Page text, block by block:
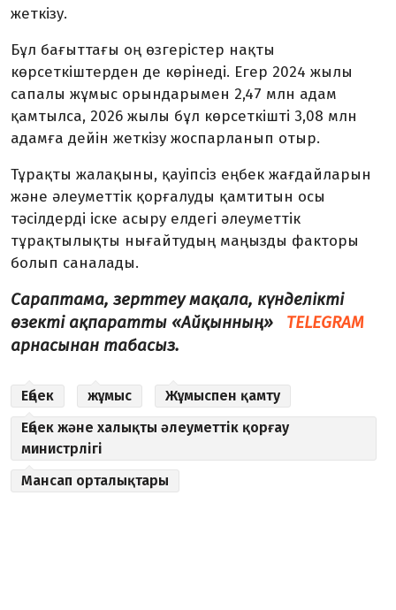
жеткізу.
Бұл бағыттағы оң өзгерістер нақты
көрсеткіштерден де көрінеді. Егер 2024 жылы
сапалы жұмыс орындарымен 2,47 млн адам
қамтылса, 2026 жылы бұл көрсеткішті 3,08 млн
адамға дейін жеткізу жоспарланып отыр.
Тұрақты жалақыны, қауіпсіз еңбек жағдайларын
және әлеуметтік қорғалуды қамтитын осы
тәсілдерді іске асыру елдегі әлеуметтік
тұрақтылықты нығайтудың маңызды факторы
болып саналады.
Сараптама, зерттеу мақала, күнделікті
өзекті ақпаратты «Айқынның»
TELEGRAM
арнасынан табасыз.
Еңбек жұмыс
Жұмыспен қамту
Еңбек және халықты әлеуметтік қорғау
министрлігі
Мансап орталықтары